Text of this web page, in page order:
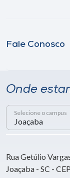
Fale Conosco
Onde
Selecione o campus
Rua Getúlio
Joaçaba - SC -